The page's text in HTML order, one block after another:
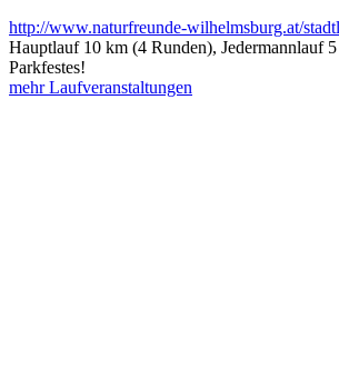
http://www.naturfreunde-wilhelmsburg.at/
Hauptlauf 10 km (4 Runden), Jedermannlauf
Parkfestes!
mehr Laufveranstaltungen